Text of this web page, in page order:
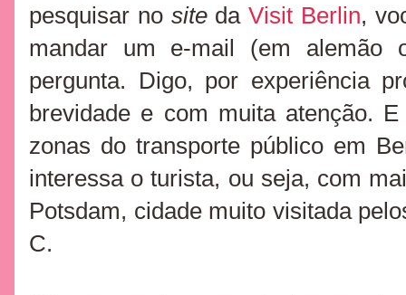
pesquisar no sitedaVisit Berlin,
mandar um e-mail (em alemão
pergunta. Digo, por experiência
brevidade e com muita atenção.
zonas do transporte público em
interessa o turista, ou seja, com
Potsdam, cidade muito visitada
C.